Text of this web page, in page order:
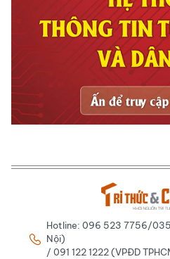
Hotline: 096 523 7756/
Nội)
/ 091 122 1222 (VPĐD